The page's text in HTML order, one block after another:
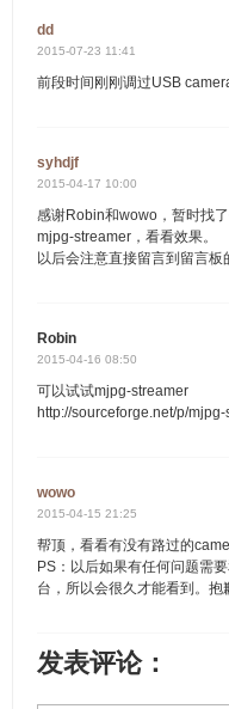
dd
2015-07-23 11:41
前段时间刚刚调过USB
syhdjf
2015-04-17 10:00
感谢Robin和wowo，暂时找
mjpg-streamer，看看效果。
以后会注意直接留言到留言板
Robin
2015-04-16 08:50
可以试试mjpg-streamer
http://sourceforge.net/p/
wowo
2015-04-15 21:25
帮顶，看看有没有路过的
PS：以后如果有任何问题需
台，所以会很久才能看到。抱
发表评论：